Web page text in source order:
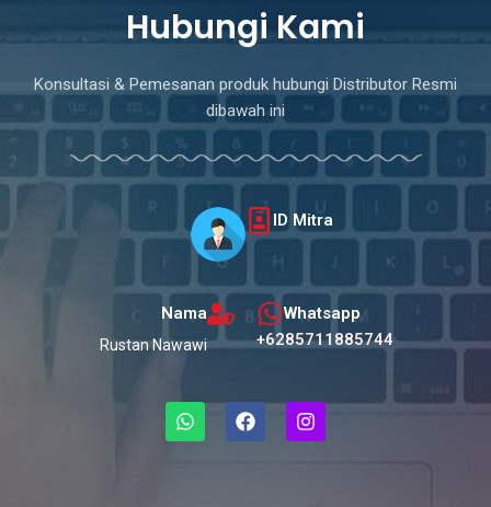
Hubungi Kami
Konsultasi & Pemesanan produk hubungi Distributor Resmi
dibawah ini
ID Mitra
Nama
Rustan Nawawi
Whatsapp
+6285711885744
W
h
F
a
I
n